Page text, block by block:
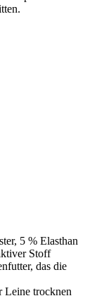
5 % Elasthan
Stoff
das die
Leine trocknen